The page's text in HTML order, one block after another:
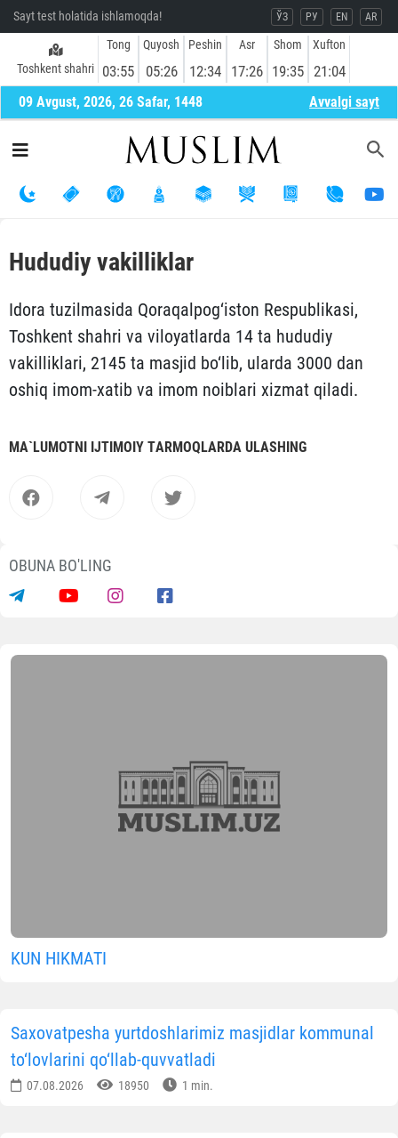
Sayt test holatida ishlamoqda! ЎЗ РУ EN AR
Toshkent shahri
Tong
03:55
Quyosh
05:26
Peshin
12:34
Asr
17:26
Shom
19:35
Xufton
21:04
09 Avgust, 2026, 26 Safar, 1448 Avvalgi sayt
Hududiy vakilliklar
Idora tuzilmasida Qoraqalpog‘iston Respublikasi,
Toshkent shahri va viloyatlarda 14 ta hududiy
vakilliklari, 2145 ta masjid bo‘lib, ularda 3000 dan
oshiq imom-xatib va imom noiblari xizmat qiladi.
MА`LUMOTNI IJTIMOIY TАRMOQLАRDА ULАSHING
OBUNA BO'LING
KUN HIKMATI
Saxovatpesha yurtdoshlarimiz masjidlar kommunal
to‘lovlarini qo‘llab-quvvatladi
07.08.2026 18950 1 min.